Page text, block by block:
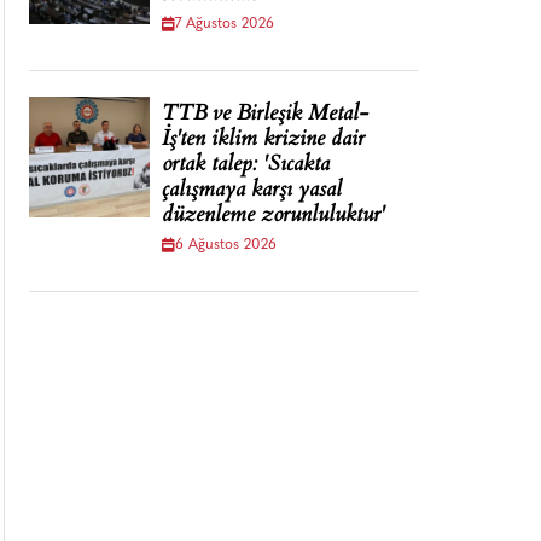
7 Ağustos 2026
TTB ve Birleşik Metal-
İş'ten iklim krizine dair
ortak talep: 'Sıcakta
çalışmaya karşı yasal
düzenleme zorunluluktur'
6 Ağustos 2026